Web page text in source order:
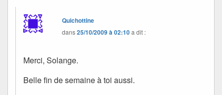
Quichottine
dans25/10/2009 à 02:10a dit :
Merci, Solange.
Belle fin de semaine à toi aussi.